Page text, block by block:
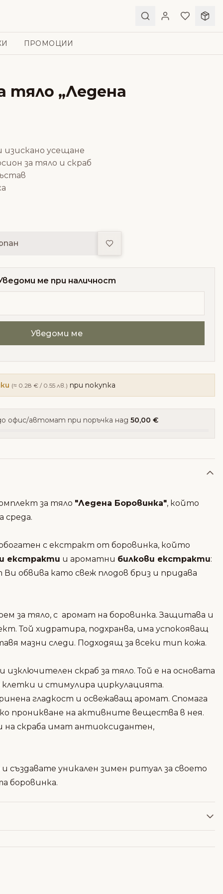
ПРОМОЦИИ
тяло „Ледена
усещане
за тяло и скраб
Добави в любими
ме при наличност
(≈ 0.28 € / 0.55 лв.) при покупка
офис/автомат при поръчка над 50,00 €
за тяло "Ледена Боровинка", който
среда.
с екстракт от боровинка, който
екстракти и ароматни билкови екстракти:
обвива като свеж плодов бриз и придава
за тяло, с аромат на боровинка. Защитава и
. Той хидратира, подхранва, има успокояващ
мазни следи. Подходящ за всеки тип кожа.
скраб за тяло. Той е на основата
и стимулира циркулацията.
гладкост и освежаващ аромат. Спомага
проникване на активните вещества в нея.
скраба имат антиоксидантен,
създавате уникален зимен ритуал за своето
боровинка.